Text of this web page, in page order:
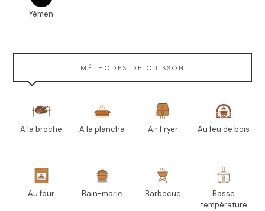
Yémen
MÉTHODES DE CUISSON
A la broche A la plancha Air Fryer Au feu de bois
Au four Bain-marie Barbecue
Basse
température